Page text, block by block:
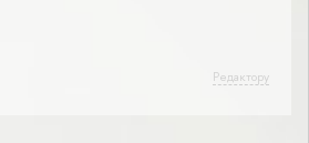
Редактору